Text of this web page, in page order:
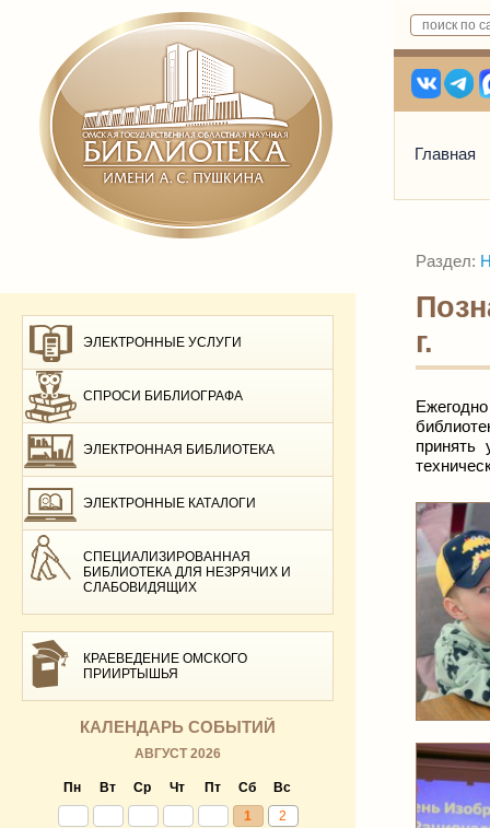
Главная
ЭЛЕКТРОННЫЕ УСЛУГИ
СПРОСИ БИБЛИОГРАФА
ЭЛЕКТРОННАЯ БИБЛИОТЕКА
ЭЛЕКТРОННЫЕ КАТАЛОГИ
СПЕЦИАЛИЗИРОВАННАЯ
БИБЛИОТЕКА ДЛЯ НЕЗРЯЧИХ И
СЛАБОВИДЯЩИХ
КРАЕВЕДЕНИЕ ОМСКОГО
ПРИИРТЫШЬЯ
КАЛЕНДАРЬ СОБЫТИЙ
АВГУСТ 2026
Пн Вт Ср Чт Пт Сб
Вс
1
2
Раздел:
г.
принять